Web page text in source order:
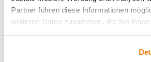
Partner führen diese Informationen
weiteren Daten zusammen, die Sie